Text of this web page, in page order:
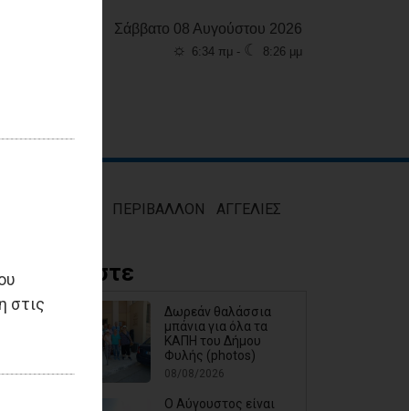
στις
Σάββατο 08 Αυγούστου 2026
☼ 6:34 πμ - ☾ 8:26 μμ
ΠΕΡΙΒΑΛΛΟΝ ΑΓΓΕΛΙΕΣ
Διαβάστε
Δωρεάν θαλάσσια
μπάνια για όλα τα
ΚΑΠΗ του Δήμου
Φυλής (photos)
08/08/2026
Ο Αύγουστος είναι